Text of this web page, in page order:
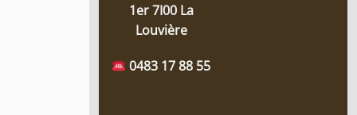
1er 7I00 La
Louvière
0483 17 88 55